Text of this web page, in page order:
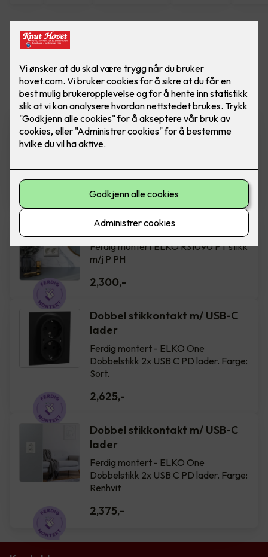
Vis flerefiltre
Installasjon av ny kurs 16A og
stikkontakt
stikkontakt og kabel på inntil 15 meter.
7,900,-
Dobbel stikkontakt ELKO
Ferdig montert ELKO RS1090 PT stikk
m/j P PH
2,300,-
Dobbel stikkontakt m/ USB-C
lader
Ferdig montert - ELKO One
Dobbelstikk 2x USB C PD lader. Farge:
Sort.
2,625,-
Dobbel stikkontakt m/ USB-C
lader
Ferdig montert - ELKO One
Dobbelstikk 2x USB C PD lader. Farge:
Renhvit
2,375,-